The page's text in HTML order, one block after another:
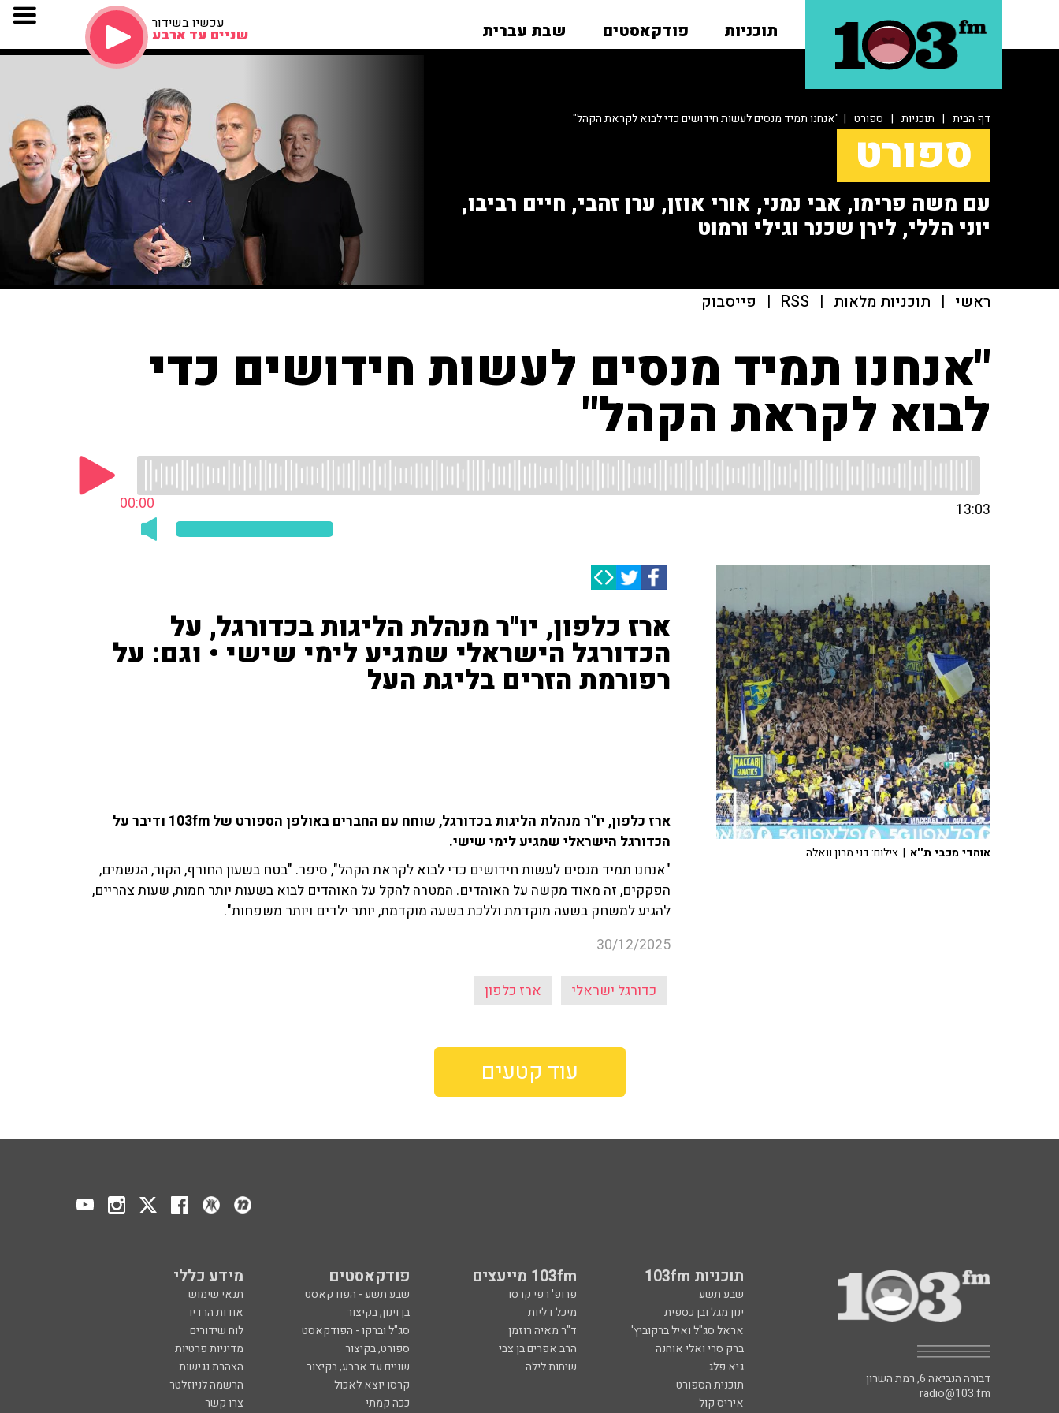
תוכניות פודקאסטים שבת עברית עכשיו בשידור
שניים עד ארבע
דף הבית | תוכניות | ספורט | "אנחנו תמיד מנסים לעשות חידושים כדי לבוא לקראת הקהל"
ספורט
עם משה פרימו, אבי נמני, אורי אוזן, ערן זהבי, חיים רביבו,
יוני הללי, לירן שכנר וגילי ורמוט
ראשי | תוכניות מלאות |
RSS
| פייסבוק
"אנחנו תמיד מנסים לעשות חידושים כדי
לבוא לקראת הקהל"
00:00 13:03
ארז כלפון, יו''ר מנהלת הליגות בכדורגל, על
הכדורגל הישראלי שמגיע לימי שישי • וגם: על
רפורמת הזרים בליגת העל
ארז כלפון, יו''ר מנהלת הליגות בכדורגל, שוחח עם החברים באולפן הספורט של 103fm ודיבר על
הכדורגל הישראלי שמגיע לימי שישי.
"אנחנו תמיד מנסים לעשות חידושים כדי לבוא לקראת הקהל", סיפר. "בטח בשעון החורף, הקור, הגשמים,
הפקקים, זה מאוד מקשה על האוהדים. המטרה להקל על האוהדים לבוא בשעות יותר חמות, שעות צהריים,
להגיע למשחק בשעה מוקדמת וללכת בשעה מוקדמת, יותר ילדים ויותר משפחות".
30/12/2025
כדורגל ישראלי ארז כלפון
אוהדי מכבי ת''א | צילום: דני מרון וואלה
עוד קטעים
תוכניות 103fm 103fm מייעצים פודקאסטים מידע כללי
שבע תשע פרופ' רפי קרסו שבע תשע - הפודקאסט
תנאי שימוש
ינון מגל ובן כספית
מיכל דליות בן וינון, בקיצור
אודות הרדיו
אראל סג"ל ואיל ברקוביץ'
ד"ר מאיה רוזמן סג"ל וברקו - הפודקאסט
לוח שידורים
ברק סרי ואלי אוחנה
הרב אפרים בן צבי ספורט, בקיצור
מדיניות פרטיות
גיא פלג
שיחות לילה שניים עד ארבע, בקיצור
הצהרת נגישות
תוכנית הספורט
קרסו יוצא לאכול
הרשמה לניוזלטר
איריס קול
ככה קמתי
צרו קשר
דבורה הנביאה 6, רמת השרון
radio@103.fm